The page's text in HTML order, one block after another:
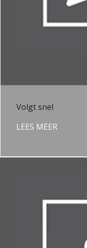
Volgt snel
LEES MEER